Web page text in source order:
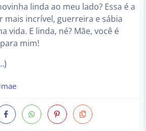
linda ao meu lado? Essa é a
mais incrível, guerreira e sábia
vida. E linda, né? Mãe, você é
mim!